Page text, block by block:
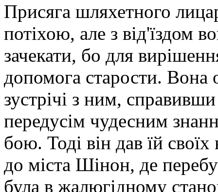
Присяга шляхетного
потіхою, але з від'їздом
зачекати, бо для
допомога старости. Вона
зустрічі з ним,
передусім чудесним
бою. Тоді він дав їй своїх
до міста Шінон, де
була в жалюгідному